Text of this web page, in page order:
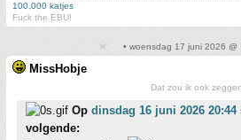
100.000 katjes
Fuck the EBU!
• woensdag 17 juni 2026 @
MissHobje
Dat zou ik ook
Op dinsdag 16 juni 2026 20:44
volgende: